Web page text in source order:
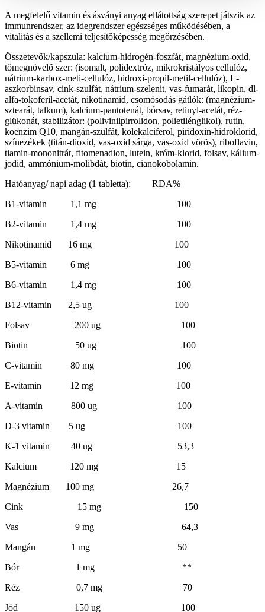
A megfelelő vitamin és ásványi anyag ellátottság szerepet játszik az
immunrendszer, az idegrendszer egészséges működésében, a
vitalitás és a szellemi teljesítőképesség megőrzésében.
Összetevők/kapszula: kalcium-hidrogén-foszfát, magnézium-oxid,
tömegnövelő szer: (isomalt, polidextróz, mikrokristályos cellulóz,
nátrium-karbox-meti-cellulóz, hidroxi-propil-metil-cellulóz), L-
aszkorbinsav, cink-szulfát, nátrium-szelenit, vas-fumarát, likopin, dl-
alfa-tokoferil-acetát, nikotinamid, csomósodás gátlók: (magnézium-
sztearát, talkum), kalcium-pantotenát, bórsav, retinyl-acetát, réz-
glükonát, stabilizátor: (polivinilpirrolidon, polietilénglikol), rutin,
koenzim Q10, mangán-szulfát, kolekalciferol, piridoxin-hidroklorid,
színezékek (titán-dioxid, vas-oxid sárga, vas-oxid vörös), riboflavin,
tiamin-mononitrát, fitomenadion, lutein, króm-klorid, folsav, kálium-
jodid, ammónium-molibdát, biotin, cianokobolamin.
Hatóanyag/ napi adag (1 tabletta): RDA%
B1-vitamin 1,1 mg 100
B2-vitamin 1,4 mg 100
Nikotinamid 16 mg 100
B5-vitamin 6 mg 100
B6-vitamin 1,4 mg 100
B12-vitamin 2,5 ug 100
Folsav 200 ug 100
Biotin 50 ug 100
C-vitamin 80 mg 100
E-vitamin 12 mg 100
A-vitamin 800 ug 100
D-3 vitamin 5 ug 100
K-1 vitamin 40 ug 53,3
Kalcium 120 mg 15
Magnézium 100 mg 26,7
Cink 15 mg 150
Vas 9 mg 64,3
Mangán 1 mg 50
Bór 1 mg **
Réz 0,7 mg 70
Jód 150 ug 100